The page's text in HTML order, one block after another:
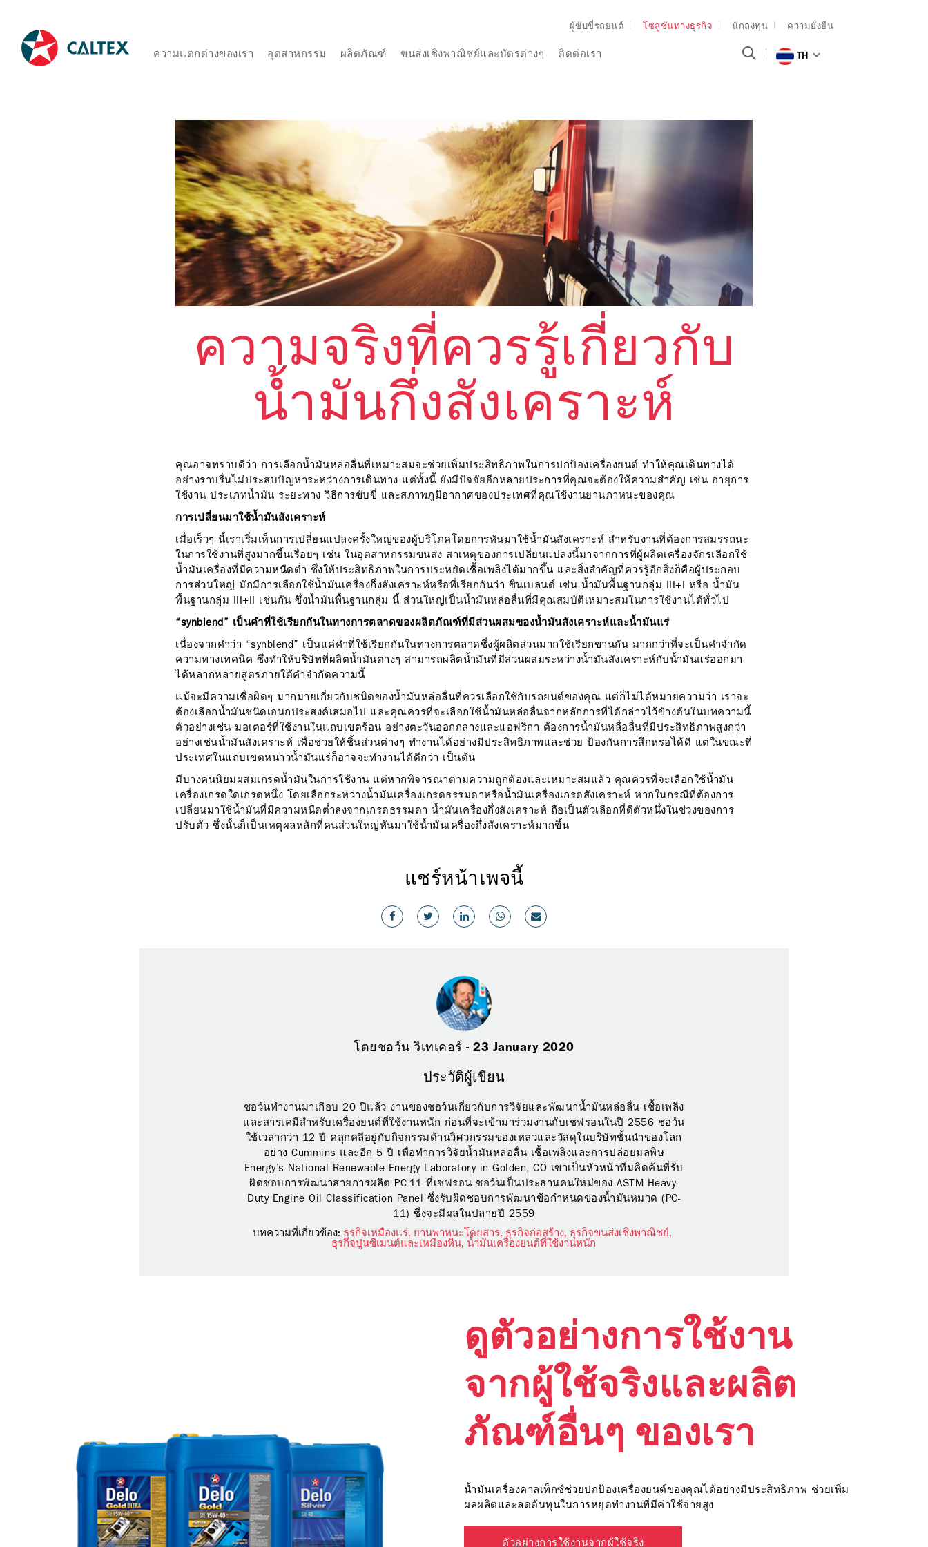
ผู้ขับขี่รถยนต์ โซลูชันทางธุรกิจ นักลงทุน ความยั่งยืน
ความแตกต่างของเรา อุตสาหกรรม ผลิตภัณฑ์ ขนส่งเชิงพาณิชย์และบัตรต่างๆ ติดต่อเรา TH
ความจริงที่ควรรู้เกี่ยวกับ
น้ำมันกึ่งสังเคราะห์
คุณอาจทราบดีว่า การเลือกน้ำมันหล่อลื่นที่เหมาะสมจะช่วยเพิ่มประสิทธิภาพในการปกป้องเครื่องยนต์ ทำให้คุณเดินทางได้
อย่างราบรื่นไม่ประสบปัญหาระหว่างการเดินทาง แต่ทั้งนี้ ยังมีปัจจัยอีกหลายประการที่คุณจะต้องให้ความสำคัญ เช่น อายุการ
ใช้งาน ประเภทน้ำมัน ระยะทาง วิธีการขับขี่ และสภาพภูมิอากาศของประเทศที่คุณใช้งานยานภาหนะของคุณ
การเปลี่ยนมาใช้น้ำมันสังเคราะห์
เมื่อเร็วๆ นี้เราเริ่มเห็นการเปลี่ยนแปลงครั้งใหญ่ของผู้บริโภคโดยการหันมาใช้น้ำมันสังเคราะห์ สำหรับงานที่ต้องการสมรรถนะ
ในการใช้งานที่สูงมากขึ้นเรื่อยๆ เช่น ในอุตสาหกรรมขนส่ง สาเหตุของการเปลี่ยนแปลงนี้มาจากการที่ผู้ผลิตเครื่องจักรเลือกใช้
น้ำมันเครื่องที่มีความหนืดต่ำ ซึ่งให้ประสิทธิภาพในการประหยัดเชื้อเพลิงได้มากขึ้น และสิ่งสำคัญที่ควรรู้อีกสิ่งก็คือผู้ประกอบ
การส่วนใหญ่ มักมีการเลือกใช้น้ำมันเครื่องกึ่งสังเคราะห์หรือที่เรียกกันว่า ซินเบลนด์ เช่น น้ำมันพื้นฐานกลุ่ม III+I หรือ น้ำมัน
พื้นฐานกลุ่ม III+II เช่นกัน ซึ่งน้ำมันพื้นฐานกลุ่ม นี้ ส่วนใหญ่เป็นน้ำมันหล่อลื่นที่มีคุณสมบัติเหมาะสมในการใช้งานได้ทั่วไป
“synblend” เป็นคำที่ใช้เรียกกันในทางการตลาดของผลิตภัณฑ์ที่มีส่วนผสมของน้ำมันสังเคราะห์และน้ำมันแร่
เนื่องจากคำว่า “synblend” เป็นแค่คำที่ใช้เรียกกันในทางการตลาดซึ่งผู้ผลิตส่วนมากใช้เรียกขานกัน มากกว่าที่จะเป็นคำจำกัด
ความทางเทคนิค ซึ่งทำให้บริษัทที่ผลิตน้ำมันต่างๆ สามารถผลิตน้ำมันที่มีส่วนผสมระหว่างน้ำมันสังเคราะห์กับน้ำมันแร่ออกมา
ได้หลากหลายสูตรภายใต้คำจำกัดความนี้
แม้จะมีความเชื่อผิดๆ มากมายเกี่ยวกับชนิดของน้ำมันหล่อลื่นที่ควรเลือกใช้กับรถยนต์ของคุณ แต่ก็ไม่ได้หมายความว่า เราจะ
ต้องเลือกน้ำมันชนิดเอนกประสงค์เสมอไป และคุณควรที่จะเลือกใช้น้ำมันหล่อลื่นจากหลักการที่ได้กล่าวไว้ข้างต้นในบทความนี้
ตัวอย่างเช่น มอเตอร์ที่ใช้งานในแถบเขตร้อน อย่างตะวันออกกลางและแอฟริกา ต้องการน้ำมันหลื่อลื่นที่มีประสิทธิภาพสูงกว่า
อย่างเช่นน้ำมันสังเคราะห์ เพื่อช่วยให้ชิ้นส่วนต่างๆ ทำงานได้อย่างมีประสิทธิภาพและช่วย ป้องกันการสึกหรอได้ดี แต่ในขณะที่
ประเทศในแถบเขตหนาวน้ำมันแร่ก็อาจจะทำงานได้ดีกว่า เป็นต้น
มีบางคนนิยมผสมเกรดน้ำมันในการใช้งาน แต่หากพิจารณาตามความถูกต้องและเหมาะสมแล้ว คุณควรที่จะเลือกใช้น้ำมัน
เครื่องเกรดใดเกรดหนึ่ง โดยเลือกระหว่างน้ำมันเครื่องเกรดธรรมดาหรือน้ำมันเครื่องเกรดสังเคราะห์ หากในกรณีที่ต้องการ
เปลี่ยนมาใช้น้ำมันที่มีความหนืดต่ำลงจากเกรดธรรมดา น้ำมันเครื่องกึ่งสังเคราะห์ ถือเป็นตัวเลือกที่ดีตัวหนึ่งในช่วงของการ
ปรับตัว ซึ่งนั้นก็เป็นเหตุผลหลักที่คนส่วนใหญ่หันมาใช้น้ำมันเครื่องกึ่งสังเคราะห์มากขึ้น
แชร์หน้าเพจนี้
โดยชอว์น วิเทเคอร์ - 23 January 2020
ประวัติผู้เขียน
ชอว์นทำงานมาเกือบ 20 ปีแล้ว งานของชอว์นเกี่ยวกับการวิจัยและพัฒนาน้ำมันหล่อลื่น เชื้อเพลิง
และสารเคมีสำหรับเครื่องยนต์ที่ใช้งานหนัก ก่อนที่จะเข้ามาร่วมงานกับเชฟรอนในปี 2556 ชอว์น
ใช้เวลากว่า 12 ปี คลุกคลีอยู่กับกิจกรรมด้านวิศวกรรมของเหลวและวัสดุในบริษัทชั้นนำของโลก
อย่าง Cummins และอีก 5 ปี เพื่อทำการวิจัยน้ำมันหล่อลื่น เชื้อเพลิงและการปล่อยมลพิษ
Energy’s National Renewable Energy Laboratory in Golden, CO เขาเป็นหัวหน้าทีมคิดค้นที่รับ
ผิดชอบการพัฒนาสายการผลิต PC-11 ที่เชฟรอน ชอว์นเป็นประธานคนใหม่ของ ASTM Heavy-
Duty Engine Oil Classification Panel ซึ่งรับผิดชอบการพัฒนาข้อกำหนดของน้ำมันหมวด (PC-
11) ซึ่งจะมีผลในปลายปี 2559
บทความที่เกี่ยวข้อง: ธุรกิจเหมืองแร่, ยานพาหนะโดยสาร, ธุรกิจก่อสร้าง, ธุรกิจขนส่งเชิงพาณิชย์,
ธุรกิจปูนซีเมนต์และเหมืองหิน, น้ำมันเครื่องยนต์ที่ใช้งานหนัก
ดูตัวอย่างการใช้งาน
จากผู้ใช้จริงและผลิต
ภัณฑ์อื่นๆ ของเรา
น้ำมันเครื่องคาลเท็กซ์ช่วยปกป้องเครื่องยนต์ของคุณได้อย่างมีประสิทธิภาพ ช่วยเพิ่ม
ผลผลิตและลดต้นทุนในการหยุดทำงานที่มีค่าใช้จ่ายสูง
ตัวอย่างการใช้งานจากผุ้ใช้จริง